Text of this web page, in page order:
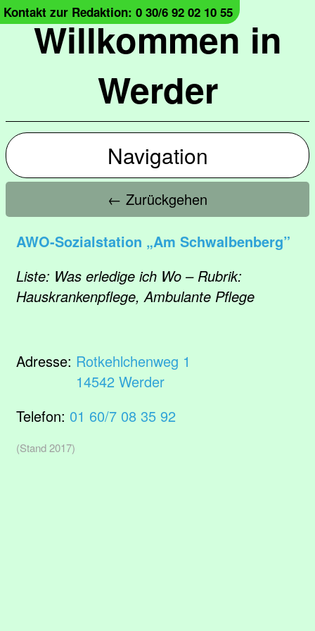
Willkommen in
Werder
Kontakt zur Redaktion: 0 30/6 92 02 10 55
Navigation
← Zurückgehen
AWO-Sozialstation „Am Schwalbenberg”
Liste: Was erledige ich Wo – Rubrik:
Hauskrankenpflege, Ambulante Pflege
Adresse: Rotkehlchenweg 1
14542 Werder
Telefon: 01 60/7 08 35 92
(Stand 2017)